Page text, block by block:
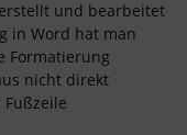
und bearbeitet
in Word hat man
Formatierung
nicht direkt